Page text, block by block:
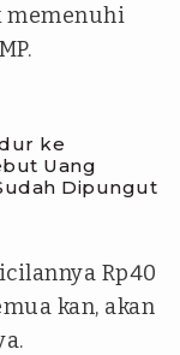
memenuhi
ke
Uang
Dipungut
Rp40
kan, akan